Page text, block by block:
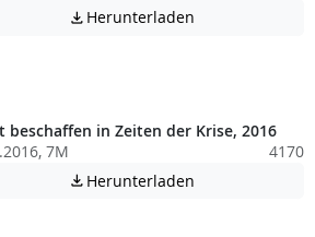
 Herunterladen
beschaffen in Zeiten der Krise, 2016
7M
4170
 Herunterladen